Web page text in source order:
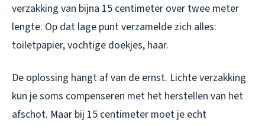
verzakking van bijna 15 centimeter over twee meter
lengte. Op dat lage punt verzamelde zich alles:
toiletpapier, vochtige doekjes, haar.
De oplossing hangt af van de ernst. Lichte verzakking
kun je soms compenseren met het herstellen van het
afschot. Maar bij 15 centimeter moet je echt